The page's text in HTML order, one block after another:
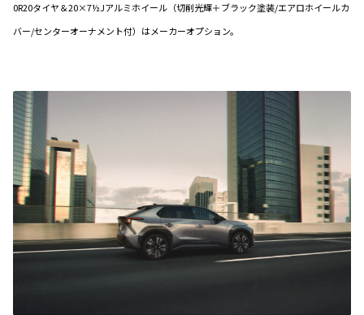
0R20タイヤ＆20×7½Jアルミホイール（切削光輝＋ブラック塗装/エアロホイールカ
バー/センターオーナメント付）はメーカーオプション。